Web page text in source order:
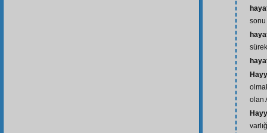
olan